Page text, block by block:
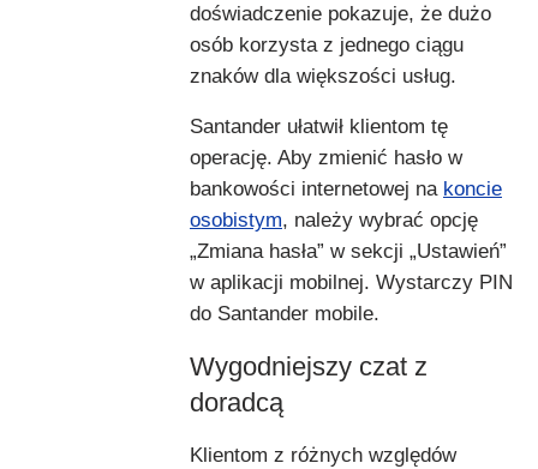
doświadczenie pokazuje, że dużo
osób korzysta z jednego ciągu
znaków dla większości usług.
Santander ułatwił klientom tę
operację. Aby zmienić hasło w
bankowości internetowej na koncie
osobistym, należy wybrać opcję
„Zmiana hasła” w sekcji „Ustawień”
w aplikacji mobilnej. Wystarczy PIN
do Santander mobile.
Wygodniejszy czat z
doradcą
Klientom z różnych względów